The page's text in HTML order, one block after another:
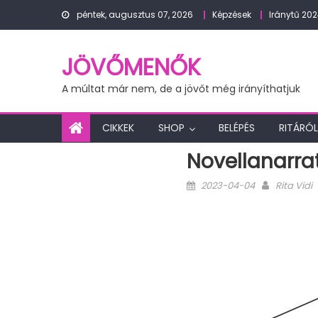
péntek, augusztus 07, 2026 Képzések Iránytű
JÖVŐMENŐK
A múltat már nem, de a jövőt még irányíthatjuk
CIKKEK SHOP BELÉPÉS RITÁRÓL
Posted
2023-04-04 Author
Rita Vidi